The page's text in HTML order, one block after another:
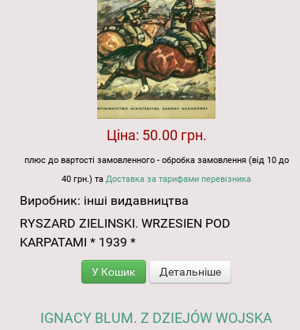
Ціна: 50.00 грн.
плюс до вартості замовленного - обробка замовлення (від 10 до
40 грн.) таДоставка за тарифами перевізника
Виробник: інші видавництва
RYSZARD ZIELINSKI. WRZESIEN POD
KARPATAMI * 1939 *
У Кошик Детальніше
IGNACY BLUM. Z DZIEJÓW WOJSKA